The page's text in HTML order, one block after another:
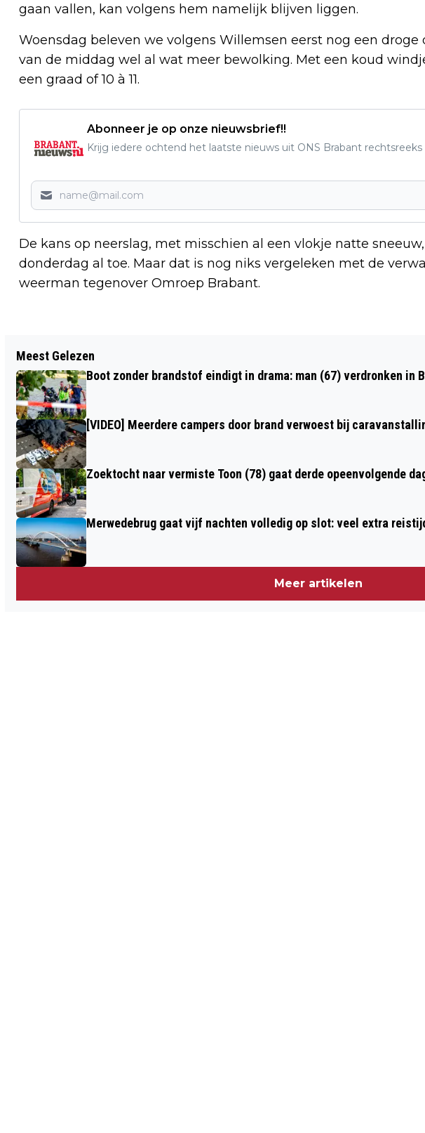
gaan vallen, kan volgens hem namelijk blijven liggen.
Woensdag beleven we volgens Willemsen eerst nog een droge
van de middag wel al wat meer bewolking. Met een koud
een graad of 10 à 11.
Abonneer je op onze nieuwsbrief!!
Krijg iedere ochtend het laatste nieuws uit ONS Brabant rechtsreeks
De kans op neerslag, met misschien al een vlokje natte
donderdag al toe. Maar dat is nog niks vergeleken met de
weerman tegenover Omroep Brabant.
GROTE POLITIEINVAL BIJ
AUTOSCHADEBEDRIJF IN TILBURG
Meest Gelezen
Boot zonder brandstof eindigt in drama: man (67) verdronken in
[VIDEO] Meerdere campers door brand verwoest bij
Zoektocht naar vermiste Toon (78) gaat derde opeenvolgende
Merwedebrug gaat vijf nachten volledig op slot: veel extra
Meer artikelen